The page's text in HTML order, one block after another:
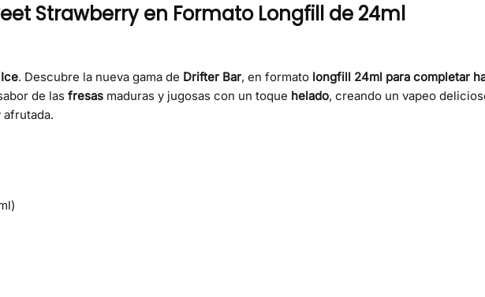
Strawberry en Formato Longfill de 24ml
. Descubre la nueva gama de Drifter Bar, en formato longfill 24ml para completar
de las fresas maduras y jugosas con un toque helado, creando un vapeo